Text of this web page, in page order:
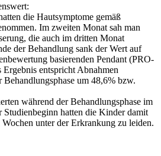
die Hautsymptome gemäß
Im zweiten Monat sah man
die auch im dritten Monat
der Behandlung sank der Wert auf
basierenden Pendant (PRO-
entspricht Abnahmen
Behandlungsphase um 48,6% bzw.
während der Behandlungsphase im
hatten die Kinder damit
unter der Erkrankung zu leiden.